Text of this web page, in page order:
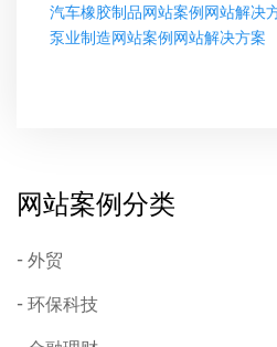
汽车橡胶制品网站案例网站解决
泵业制造网站案例网站解决方案
网站案例分类
外贸
环保科技